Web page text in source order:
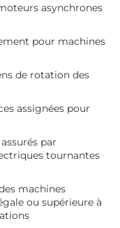
asynchrones
pour machines
de rotation des
assignées pour
par
tournantes
machines
ou supérieure à